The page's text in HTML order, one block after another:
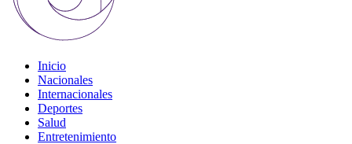
Inicio
Nacionales
Internacionales
Deportes
Salud
Entretenimiento